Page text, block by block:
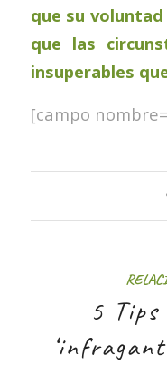
que su
que las
insuperables
[campo
5